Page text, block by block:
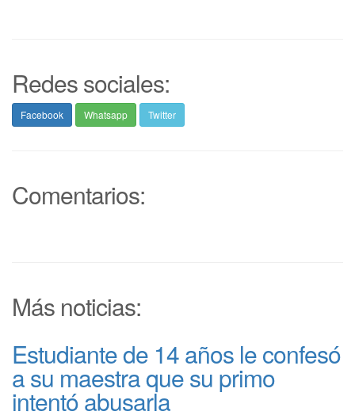
Redes sociales:
Facebook Whatsapp Twitter
Comentarios:
Más noticias:
Estudiante de 14 años le confesó
a su maestra que su primo
intentó abusarla